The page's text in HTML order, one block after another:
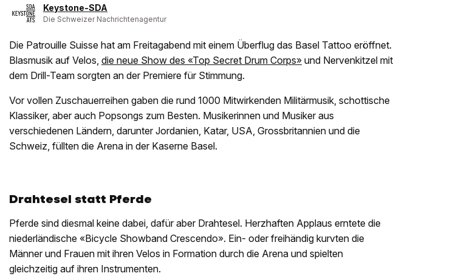
Keystone-SDA
Die Schweizer Nachrichtenagentur
Die Patrouille Suisse hat am Freitagabend mit einem Überflug das Basel Tattoo eröffnet.
Blasmusik auf Velos, die neue Show des «Top Secret Drum Corps» und Nervenkitzel mit
dem Drill-Team sorgten an der Premiere für Stimmung.
Vor vollen Zuschauerreihen gaben die rund 1000 Mitwirkenden Militärmusik, schottische
Klassiker, aber auch Popsongs zum Besten. Musikerinnen und Musiker aus
verschiedenen Ländern, darunter Jordanien, Katar, USA, Grossbritannien und die
Schweiz, füllten die Arena in der Kaserne Basel.
Drahtesel statt Pferde
Pferde sind diesmal keine dabei, dafür aber Drahtesel. Herzhaften Applaus erntete die
niederländische «Bicycle Showband Crescendo». Ein- oder freihändig kurvten die
Männer und Frauen mit ihren Velos in Formation durch die Arena und spielten
gleichzeitig auf ihren Instrumenten.